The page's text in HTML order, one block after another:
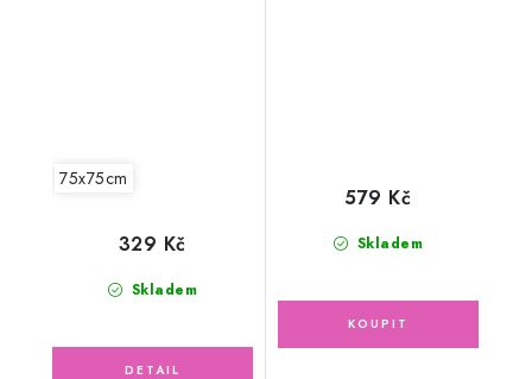
75x75cm
Skladem
329 Kč Skladem
579 Kč